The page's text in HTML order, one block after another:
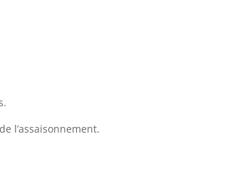
l’assaisonnement.